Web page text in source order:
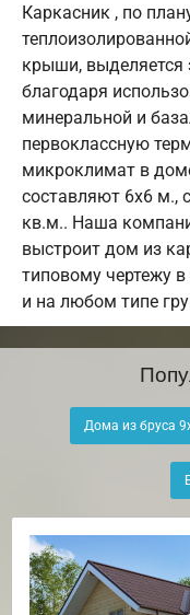
Каркасник , по
крыши, выделяется
благодаря
минеральной и
первоклассную
микроклимат в
составляют 6х6 м.,
кв.м.. Наша
выстроит дом из
типовому чертежу
и на любом типе
Дома из бруса